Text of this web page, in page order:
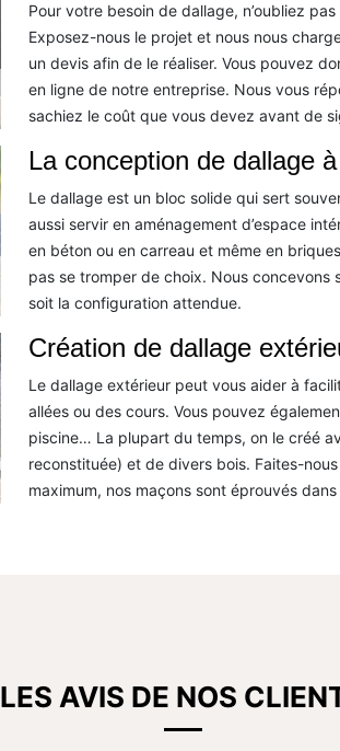
Pour votre besoin de dallage, n’oubliez
Exposez-nous le projet et nous nous
un devis afin de le réaliser. Vous pouvez
en ligne de notre entreprise. Nous vous
sachiez le coût que vous devez avant de
La conception de dallage
Le dallage est un bloc solide qui sert
aussi servir en aménagement d’espace
en béton ou en carreau et même en
pas se tromper de choix. Nous
soit la configuration attendue.
Création de dallage
Le dallage extérieur peut vous aider à
allées ou des cours. Vous pouvez
piscine… La plupart du temps, on le créé
reconstituée) et de divers bois. Faites-
maximum, nos maçons sont éprouvés
LES AVIS DE NOS